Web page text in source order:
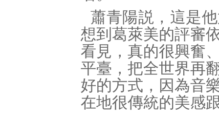
蕭青陽説，這是
想到葛萊美的評審
看見，真的很興奮
平臺，把全世界再
好的方式，因為音
在地很傳統的美感